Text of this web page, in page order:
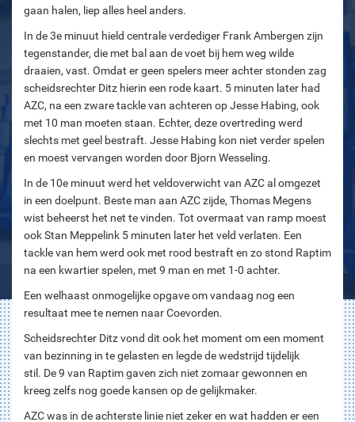
gaan halen, liep alles heel anders.
In de 3e minuut hield centrale verdediger Frank Ambergen zijn
tegenstander, die met bal aan de voet bij hem weg wilde
draaien, vast. Omdat er geen spelers meer achter stonden zag
scheidsrechter Ditz hierin een rode kaart. 5 minuten later had
AZC, na een zware tackle van achteren op Jesse Habing, ook
met 10 man moeten staan. Echter, deze overtreding werd
slechts met geel bestraft. Jesse Habing kon niet verder spelen
en moest vervangen worden door Bjorn Wesseling.
In de 10e minuut werd het veldoverwicht van AZC al omgezet
in een doelpunt. Beste man aan AZC zijde, Thomas Megens
wist beheerst het net te vinden. Tot overmaat van ramp moest
ook Stan Meppelink 5 minuten later het veld verlaten. Een
tackle van hem werd ook met rood bestraft en zo stond Raptim
na een kwartier spelen, met 9 man en met 1-0 achter.
Een welhaast onmogelijke opgave om vandaag nog een
resultaat mee te nemen naar Coevorden.
Scheidsrechter Ditz vond dit ook het moment om een moment
van bezinning in te gelasten en legde de wedstrijd tijdelijk
stil. De 9 van Raptim gaven zich niet zomaar gewonnen en
kreeg zelfs nog goede kansen op de gelijkmaker.
AZC was in de achterste linie niet zeker en wat hadden er een